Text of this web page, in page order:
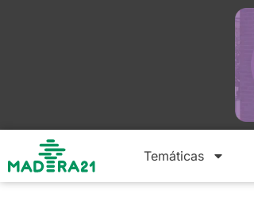
Temáticas